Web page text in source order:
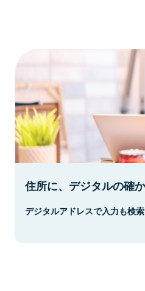
住所に、デジタルの確か
デジタルアドレスで入力も検索